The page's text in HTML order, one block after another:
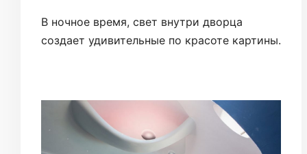
В ночное время, свет внутри дворца
создает удивительные по красоте картины.